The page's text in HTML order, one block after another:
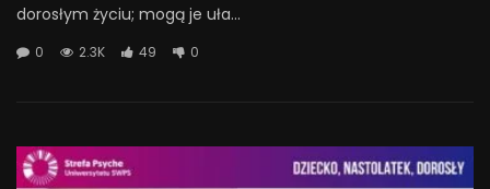
dorosłym życiu; mogą je uła...
0 2.3K 49 0